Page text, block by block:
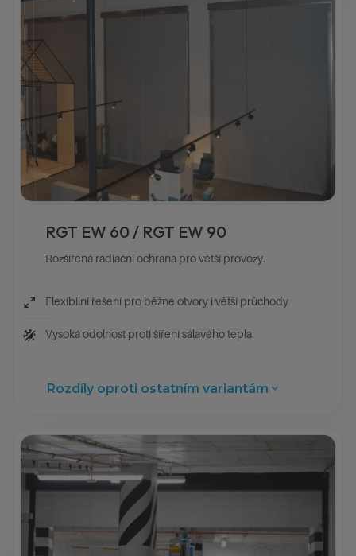
RGT EW 60 / RGT EW 90
Rozšířená radiační ochrana pro větší provozy.
Flexibilní řešení pro běžné otvory i větší průchody
Vysoká odolnost proti šíření sálavého tepla.
Rozdíly oproti ostatním variantám